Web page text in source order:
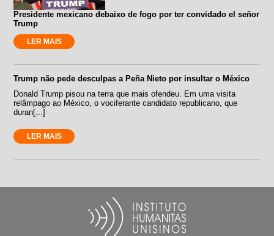
Presidente mexicano debaixo de fogo por ter convidado el señor
Trump
LER MAIS
Trump não pede desculpas a Peña Nieto por insultar o México
Donald Trump pisou na terra que mais ofendeu. Em uma visita
relâmpago ao México, o vociferante candidato republicano, que
duran[...]
LER MAIS